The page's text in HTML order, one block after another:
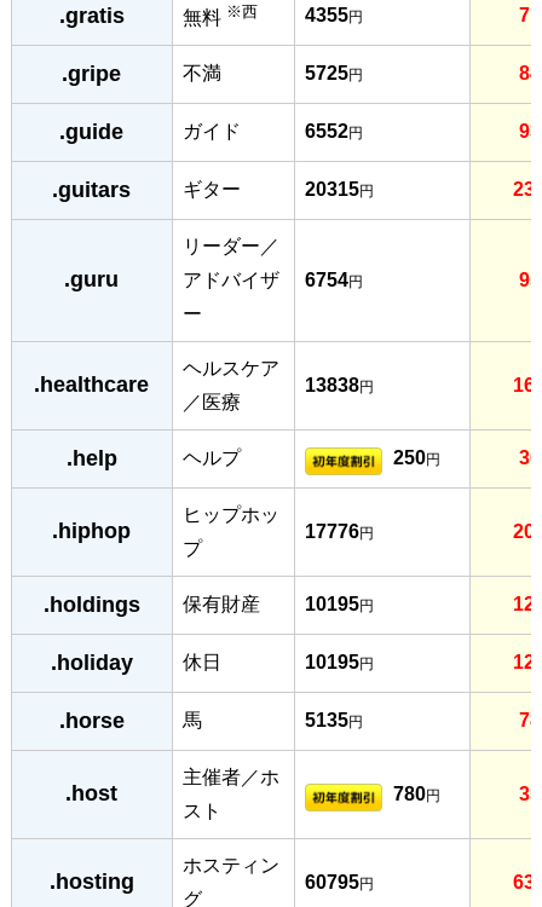
.gratis 無料 ※西 4355円
.gripe 不満 5725円
.guide ガイド 6552円
.guitars ギター 20315円
.guru
リーダー／
アドバイザ
ー
6754円
.healthcare
ヘルスケア
／医療
13838円
.help ヘルプ 250円
.hiphop
ヒップホッ
プ
17776円
.holdings 保有財産 10195円
.holiday 休日 10195円
.horse 馬 5135円
.host
主催者／ホ
スト
780円
.hosting
ホスティン
グ
60795円